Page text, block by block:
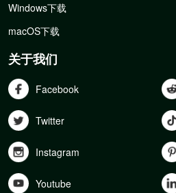
Windows下载
macOS下载
关于我们
Facebook
Twitter
Instagram
Youtube